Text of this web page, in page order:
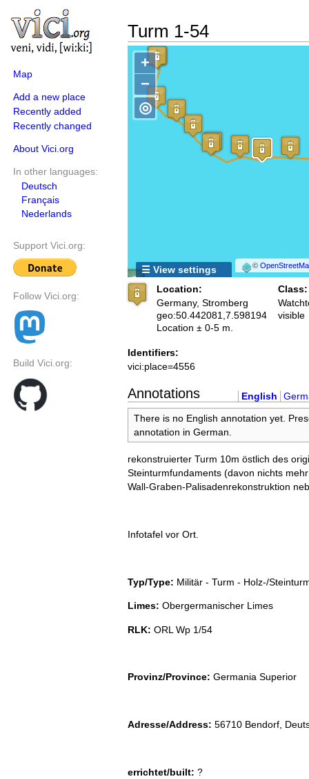
Map
Add a new place
Recently added
Recently changed
About Vici.org
In other languages:
Deutsch
Français
Nederlands
Support Vici.org:
Follow Vici.org:
Build Vici.org:
Turm 1-54
+
−
©
◎
☰ View settings
Location:
Germany, Stromberg
geo:50.442081,7.598194
Location ± 0-5 m.
Class:
visible
Identifiers:
vici:place=4556
Annotations English
There is no English annotation yet.
annotation in German.
rekonstruierter Turm 10m östlich des
Steinturmfundaments (davon nichts
Wall-Graben-Palisadenrekonstruktion
Infotafel vor Ort.
Typ/Type: Militär - Turm - Holz-/
Limes: Obergermanischer Limes
RLK: ORL Wp 1/54
Provinz/Province: Germania Superior
Adresse/Address: 56710 Bendorf,
errichtet/built: ?